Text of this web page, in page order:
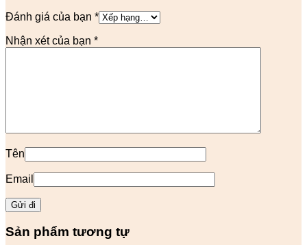
Đánh giá của bạn *
Nhận xét của bạn *
Tên
Email
Sản phẩm tương tự